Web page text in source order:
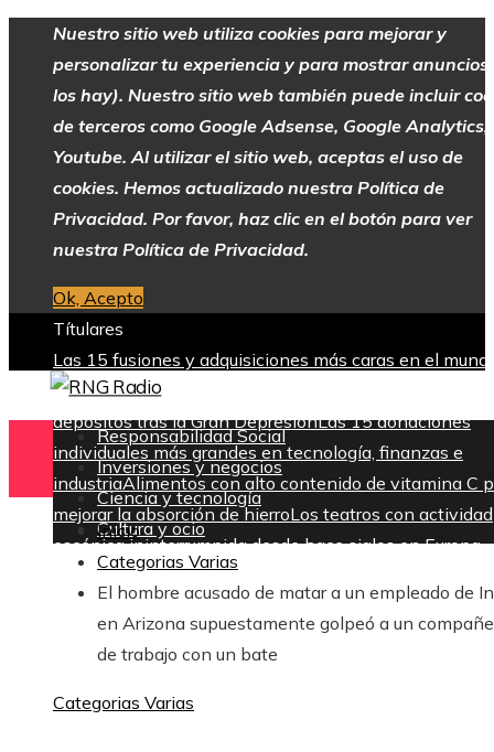
Nuestro sitio web utiliza cookies para mejorar y
personalizar tu experiencia y para mostrar anuncios
los hay). Nuestro sitio web también puede incluir
de terceros como Google Adsense, Google Analytics,
Youtube. Al utilizar el sitio web, aceptas el uso de
cookies. Hemos actualizado nuestra Política de
Privacidad. Por favor, haz clic en el botón para ver
nuestra Política de Privacidad.
Ok, Acepto
Títulares
Las 15 fusiones y adquisiciones más caras en el
empresarialLa creación del sistema federal de
depósitos tras la Gran DepresiónLas 15 donaciones
individuales más grandes en tecnología, finanzas e
industriaAlimentos con alto contenido de vitamina C
mejorar la absorción de hierroLos teatros con actividad
escénica ininterrumpida desde hace siglos en Europa
sábado, agosto 8
Responsabilidad Social
Inversiones y negocios
Ciencia y tecnología
Cultura y ocio
Inicio
Categorias Varias
El hombre acusado de matar a un empleado de
en Arizona supuestamente golpeó a un
de trabajo con un bate
Categorias Varias